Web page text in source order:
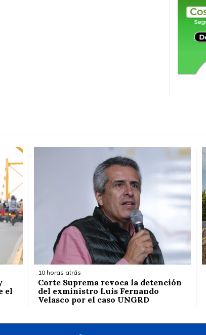
el
10 horas atrás
Corte Suprema revoca la detención
del exministro Luis Fernando
Velasco por el caso UNGRD